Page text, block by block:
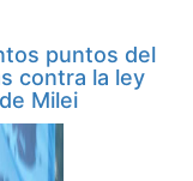
puntos del
contra la ley
Milei